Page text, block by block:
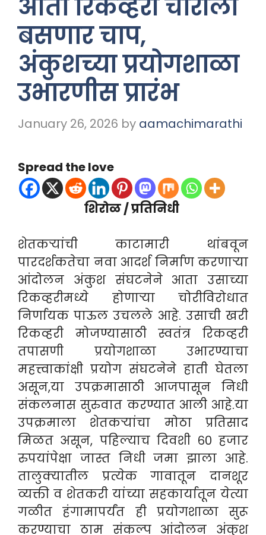
आता रिकव्हरी चोरीला
बसणार चाप,
अंकुशच्या प्रयोगशाळा
उभारणीस प्रारंभ
January 26, 2026 by aamachimarathi
Spread the love
शिरोळ / प्रतिनिधी
शेतकऱ्यांची काटामारी थांबवून
पारदर्शकतेचा नवा आदर्श निर्माण करणाऱ्या
आंदोलन अंकुश संघटनेने आता उसाच्या
रिकव्हरीमध्ये होणाऱ्या चोरीविरोधात
निर्णायक पाऊल उचलले आहे. उसाची खरी
रिकव्हरी मोजण्यासाठी स्वतंत्र रिकव्हरी
तपासणी प्रयोगशाळा उभारण्याचा
महत्त्वाकांक्षी प्रयोग संघटनेने हाती घेतला
असून,या उपक्रमासाठी आजपासून निधी
संकलनास सुरुवात करण्यात आली आहे.या
उपक्रमाला शेतकऱ्यांचा मोठा प्रतिसाद
मिळत असून, पहिल्याच दिवशी ६० हजार
रुपयांपेक्षा जास्त निधी जमा झाला आहे.
तालुक्यातील प्रत्येक गावातून दानशूर
व्यक्ती व शेतकरी यांच्या सहकार्यातून येत्या
गळीत हंगामापर्यंत ही प्रयोगशाळा सुरू
करण्याचा ठाम संकल्प आंदोलन अंकुश